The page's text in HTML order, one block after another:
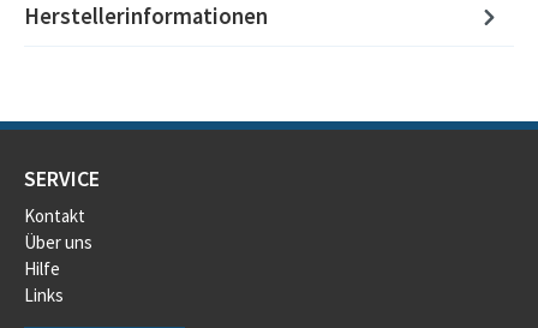
Herstellerinformationen
SERVICE
Kontakt
Über uns
Hilfe
Links